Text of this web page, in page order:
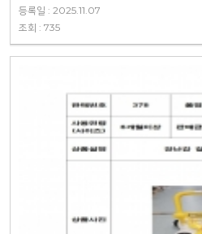
등록일 : 2025.11.07
조회 : 735